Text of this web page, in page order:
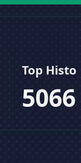
Top Histo
5066